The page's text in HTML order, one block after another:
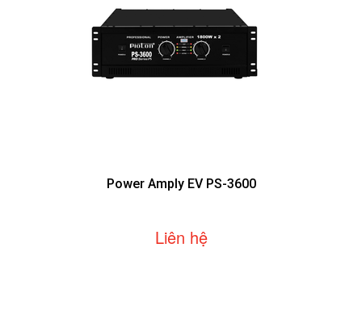
Power Amply EV PS-3600
Liên hệ